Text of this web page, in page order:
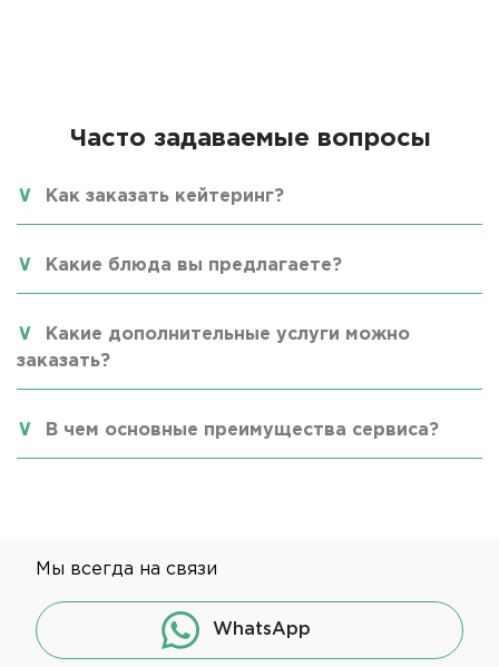
Часто задаваемые вопросы
Как заказать кейтеринг?
Какие блюда вы предлагаете?
Какие дополнительные услуги можно
заказать?
В чем основные преимущества сервиса?
Мы всегда на связи
WhatsApp